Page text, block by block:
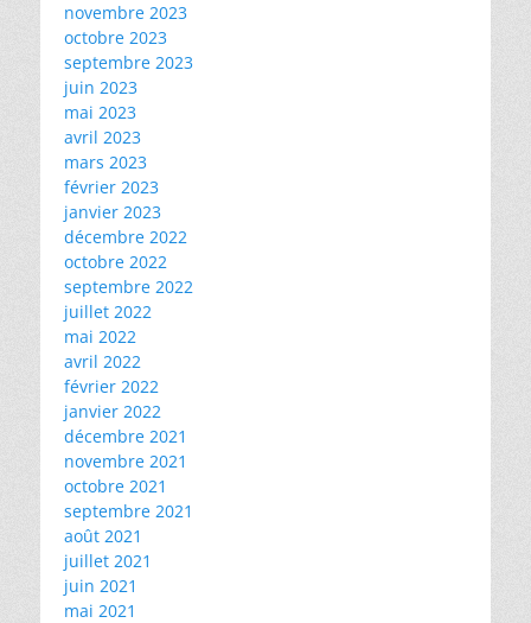
novembre 2023
octobre 2023
septembre 2023
juin 2023
mai 2023
avril 2023
mars 2023
février 2023
janvier 2023
décembre 2022
octobre 2022
septembre 2022
juillet 2022
mai 2022
avril 2022
février 2022
janvier 2022
décembre 2021
novembre 2021
octobre 2021
septembre 2021
août 2021
juillet 2021
juin 2021
mai 2021